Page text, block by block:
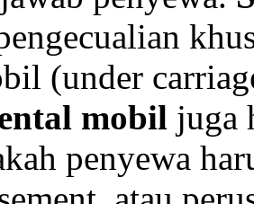
(under
mobil juga
penyewa